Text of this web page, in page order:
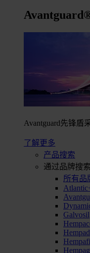
Avantguard先锋
了解更多
产品搜索
通过品牌搜索
所有品
Galvosil